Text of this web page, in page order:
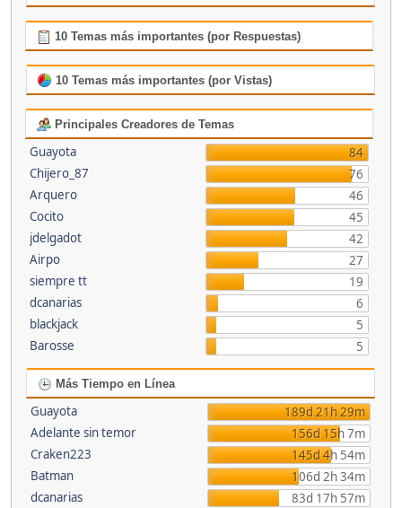
10 Temas más importantes (por Respuestas)
10 Temas más importantes (por Vistas)
Principales Creadores de Temas
Guayota
84
Chijero_87
76
Arquero
46
Cocito
45
jdelgadot
42
Airpo
27
siempre tt
19
dcanarias
6
blackjack
5
Barosse
5
Más Tiempo en Línea
Guayota
189d 21h 29m
Adelante sin temor
156d 15h 7m
Craken223
145d 4h 54m
Batman
106d 2h 34m
dcanarias
83d 17h 57m